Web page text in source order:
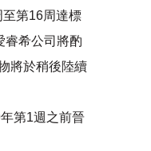
第16周達標
睿希公司將酌
將於稍後陸續
第1週之前晉